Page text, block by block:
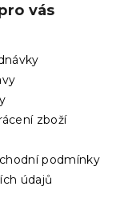
vás
zboží
podmínky
údajů